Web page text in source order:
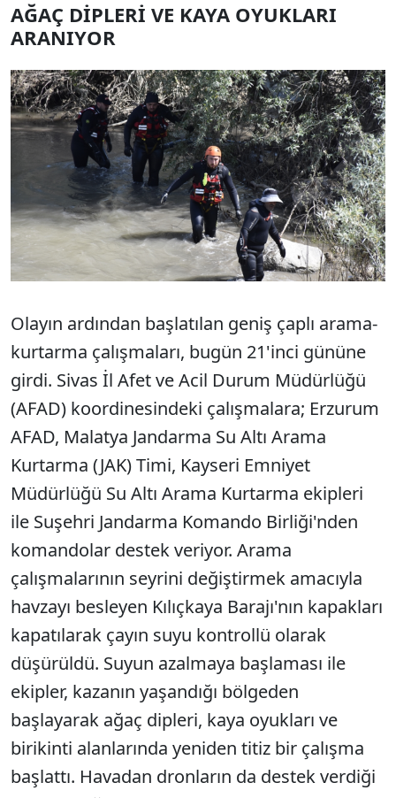
AĞAÇ DİPLERİ VE KAYA OYUKLARI
ARANIYOR
Olayın ardından başlatılan geniş çaplı arama-
kurtarma çalışmaları, bugün 21'inci gününe
girdi. Sivas İl Afet ve Acil Durum Müdürlüğü
(AFAD) koordinesindeki çalışmalara; Erzurum
AFAD, Malatya Jandarma Su Altı Arama
Kurtarma (JAK) Timi, Kayseri Emniyet
Müdürlüğü Su Altı Arama Kurtarma ekipleri
ile Suşehri Jandarma Komando Birliği'nden
komandolar destek veriyor. Arama
çalışmalarının seyrini değiştirmek amacıyla
havzayı besleyen Kılıçkaya Barajı'nın kapakları
kapatılarak çayın suyu kontrollü olarak
düşürüldü. Suyun azalmaya başlaması ile
ekipler, kazanın yaşandığı bölgeden
başlayarak ağaç dipleri, kaya oyukları ve
birikinti alanlarında yeniden titiz bir çalışma
başlattı. Havadan dronların da destek verdiği